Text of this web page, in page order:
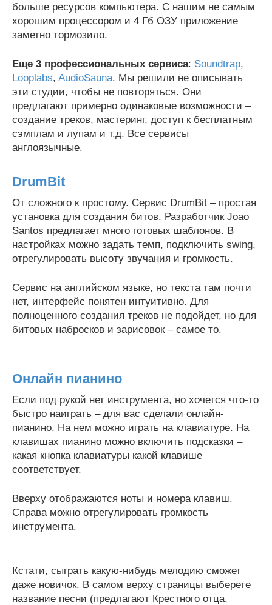
больше ресурсов компьютера. С нашим не самым
хорошим процессором и 4 Гб ОЗУ приложение
заметно тормозило.
Еще 3 профессиональных сервиса: Soundtrap,
Looplabs, AudioSauna. Мы решили не описывать
эти студии, чтобы не повторяться. Они
предлагают примерно одинаковые возможности –
создание треков, мастеринг, доступ к бесплатным
сэмплам и лупам и т.д. Все сервисы
англоязычные.
DrumBit
От сложного к простому. Сервис DrumBit – простая
установка для создания битов. Разработчик Joao
Santos предлагает много готовых шаблонов. В
настройках можно задать темп, подключить swing,
отрегулировать высоту звучания и громкость.
Сервис на английском языке, но текста там почти
нет, интерфейс понятен интуитивно. Для
полноценного создания треков не подойдет, но для
битовых набросков и зарисовок – самое то.
Онлайн пианино
Если под рукой нет инструмента, но хочется что-то
быстро наиграть – для вас сделали онлайн-
пианино. На нем можно играть на клавиатуре. На
клавишах пианино можно включить подсказки –
какая кнопка клавиатуры какой клавише
соответствует.
Вверху отображаются ноты и номера клавиш.
Справа можно отрегулировать громкость
инструмента.
Кстати, сыграть какую-нибудь мелодию сможет
даже новичок. В самом верху страницы выберете
название песни (предлагают Крестного отца,